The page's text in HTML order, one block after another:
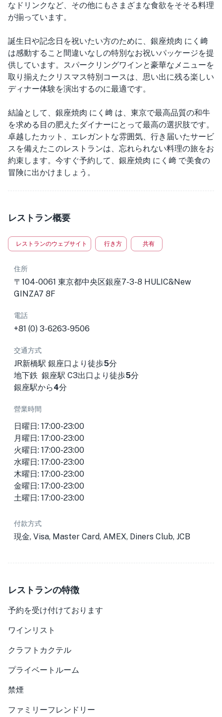
なドリンクなど、その他にもさまざまな食欲をそそる料理
が揃っています。
誕生日や記念日を祝いたい方のために、銀座焼肉 にく﨑
は感動すること間違いなしの特別なお祝いパッケージを提
供しています。スパークリングワインと豪華なメニューを
取り揃えたクリスマス特別コースは、思い出に残る楽しい
ディナー体験を演出するのに最適です。
結論として、銀座焼肉 にく﨑 は、東京で最高品質の和牛
を求める目の肥えたダイナーにとって最高の選択肢です。
卓越したカット、エレガントな雰囲気、行き届いたサービ
スを備えたこのレストランは、忘れられない料理の旅をお
約束します。今すぐ予約して、銀座焼肉 にく﨑 で美食の
冒険に出かけましょう。
レストラン概要
レストランのウェブサイト 行き方 共有
住所
〒104-0061 東京都中央区銀座7-3-8 HULIC&New
GINZA7 8F
電話
+81 (0) 3-6263-9506
交通方式
JR新橋駅 銀座口より徒歩5分
地下鉄 銀座駅 C3出口より徒歩5分
銀座駅から4分
營業時間
日曜日: 17:00-23:00
月曜日: 17:00-23:00
火曜日: 17:00-23:00
水曜日: 17:00-23:00
木曜日: 17:00-23:00
金曜日: 17:00-23:00
土曜日: 17:00-23:00
付款方式
現金, Visa, Master Card, AMEX, Diners Club, JCB
レストランの特徴
予約を受け付けております
ワインリスト
クラフトカクテル
プライベートルーム
禁煙
ファミリーフレンドリー